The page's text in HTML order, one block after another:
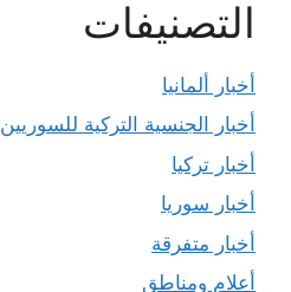
التصنيفات
أخبار ألمانيا
أخبار الجنسية التركية للسوريين
أخبار تركيا
أخبار سوريا
أخبار متفرقة
أعلام ومناطق